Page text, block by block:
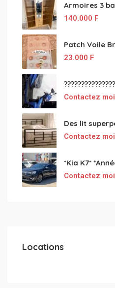
140.000 F
23.000 F
Contactez moi
Contactez moi
Contactez moi
Locations